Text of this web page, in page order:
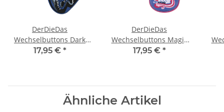
DerDieDas
Wechselbuttons Dark
Dragon D841100119600
17,95 € *
DerDieDas
Wechselbuttons Magic
Unicorn D841100120500
17,95 € *
Ähnliche Artikel